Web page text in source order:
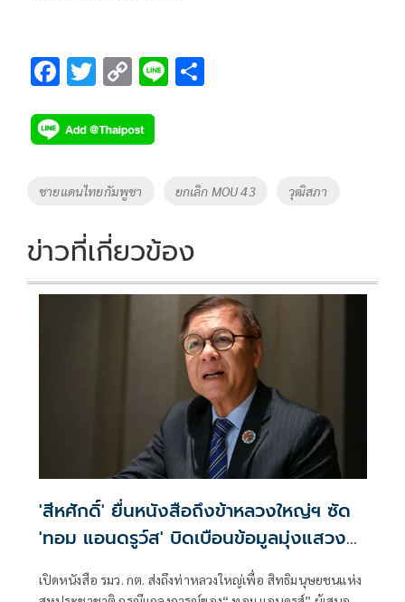
F
e
b
o
k
T
tt
er
C
p
y
Li
k
Li
Tags
ชายแดนไทยกัมพูชา ยกเลิก MOU 43 วุฒิสภา
ข่าวที่เกี่ยวข้อง
'สีหศักดิ์' ยื่นหนังสือถึงข้าหลวงใหญ่ฯ ซัด
'ทอม แอนดรูว์ส' บิดเบือนข้อมูลมุ่งแสวงหา
เปิดหนังสือ รมว. กต. ส่งถึงท่าหลวงใหญ่เพื่อ สิทธิมนุษยชนแห่ง